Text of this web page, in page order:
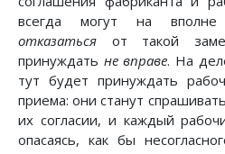
всегда могут на вполне
отказаться от такой
принуждать не вправе. На
тут будет принуждать
приема: они станут
их согласии, и каждый
опасаясь, как бы